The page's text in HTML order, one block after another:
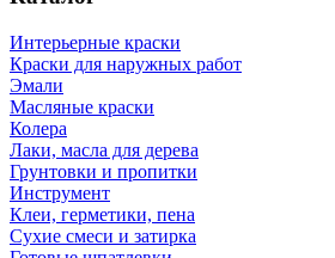
Интерьерные краски
Краски для наружных работ
Эмали
Масляные краски
Колера
Лаки, масла для дерева
Грунтовки и пропитки
Инструмент
Клеи, герметики, пена
Сухие смеси и затирка